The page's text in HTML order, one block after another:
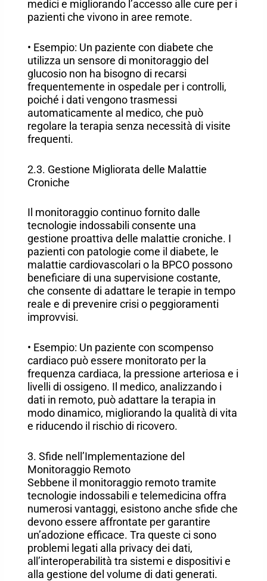
medici e migliorando l’accesso alle cure per i
pazienti che vivono in aree remote.
• Esempio: Un paziente con diabete che
utilizza un sensore di monitoraggio del
glucosio non ha bisogno di recarsi
frequentemente in ospedale per i controlli,
poiché i dati vengono trasmessi
automaticamente al medico, che può
regolare la terapia senza necessità di visite
frequenti.
2.3. Gestione Migliorata delle Malattie
Croniche
Il monitoraggio continuo fornito dalle
tecnologie indossabili consente una
gestione proattiva delle malattie croniche. I
pazienti con patologie come il diabete, le
malattie cardiovascolari o la BPCO possono
beneficiare di una supervisione costante,
che consente di adattare le terapie in tempo
reale e di prevenire crisi o peggioramenti
improvvisi.
• Esempio: Un paziente con scompenso
cardiaco può essere monitorato per la
frequenza cardiaca, la pressione arteriosa e i
livelli di ossigeno. Il medico, analizzando i
dati in remoto, può adattare la terapia in
modo dinamico, migliorando la qualità di vita
e riducendo il rischio di ricovero.
3. Sfide nell’Implementazione del
Monitoraggio Remoto
Sebbene il monitoraggio remoto tramite
tecnologie indossabili e telemedicina offra
numerosi vantaggi, esistono anche sfide che
devono essere affrontate per garantire
un’adozione efficace. Tra queste ci sono
problemi legati alla privacy dei dati,
all’interoperabilità tra sistemi e dispositivi e
alla gestione del volume di dati generati.